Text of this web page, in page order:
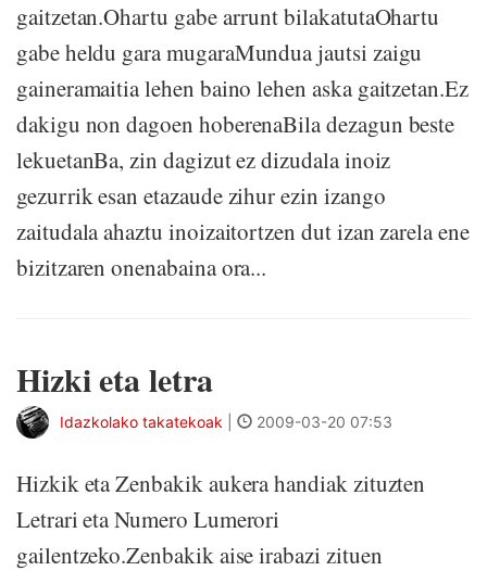
gaitzetan.Ohartu gabe arrunt bilakatutaOhartu
gabe heldu gara mugaraMundua jautsi zaigu
gaineramaitia lehen baino lehen aska gaitzetan.Ez
dakigu non dagoen hoberenaBila dezagun beste
lekuetanBa, zin dagizut ez dizudala inoiz
gezurrik esan etazaude zihur ezin izango
zaitudala ahaztu inoizaitortzen dut izan zarela ene
bizitzaren onenabaina ora...
Hizki eta letra
Idazkolako takatekoak 2009-03-20 07:53
Hizkik eta Zenbakik aukera handiak zituzten
Letrari eta Numero Lumerori
gailentzeko.Zenbakik aise irabazi zituen